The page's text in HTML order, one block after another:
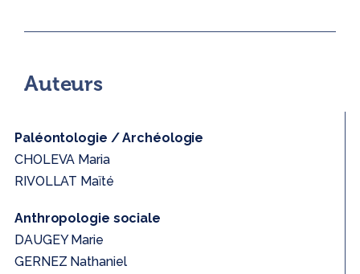
Auteurs
Paléontologie / Archéologie
CHOLEVA Maria
RIVOLLAT Maïté
Anthropologie sociale
DAUGEY Marie
GERNEZ Nathaniel